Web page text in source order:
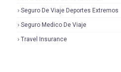
Seguro De Viaje Deportes Extremos
Seguro Medico De Viaje
Travel Insurance